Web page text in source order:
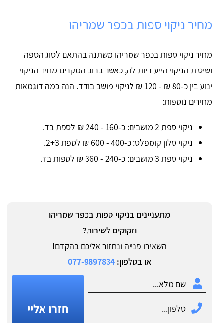
מחיר ניקוי ספות בכפר שמריהו
מחיר ניקוי ספות בכפר שמריהו משתנה בהתאם לסוג הספה
ושיטות הניקוי הייעודיות לה, כאשר ברוב המקרים מחיר הניקוי
ינוע בין כ-80 ₪ - 120 ₪ לניקוי מושב בודד. הנה כמה דוגמאות
מחירים נוספות:
ניקוי ספת 2 מושבים: כ-160 - 240 ₪ לספת בד.
ניקוי סלון קומפלט: כ-400 - 600 ₪ לספת 2+3.
ניקוי ספת 3 מושבים: כ-240 - 360 ₪ לספות בד.
מתעניינים בניקוי ספות בכפר שמריהו
וזקוקים לשירות?
השאירו פנייה ונחזור אליכם בהקדם!
או בטלפון:077-9897834
חזרו אליי